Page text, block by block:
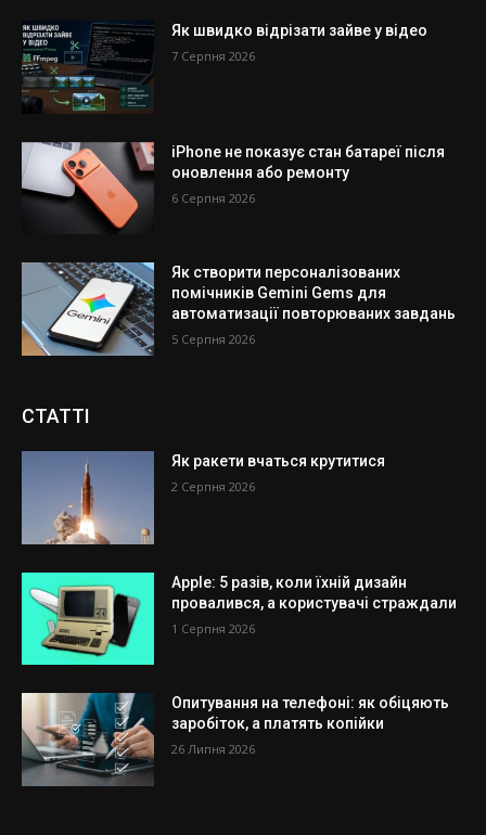
Як швидко відрізати зайве у відео
7 Серпня 2026
iPhone не показує стан батареї після
оновлення або ремонту
6 Серпня 2026
Як створити персоналізованих
помічників Gemini Gems для
автоматизації повторюваних завдань
5 Серпня 2026
СТАТТІ
Як ракети вчаться крутитися
2 Серпня 2026
Apple: 5 разів, коли їхній дизайн
провалився, а користувачі страждали
1 Серпня 2026
Опитування на телефоні: як обіцяють
заробіток, а платять копійки
26 Липня 2026